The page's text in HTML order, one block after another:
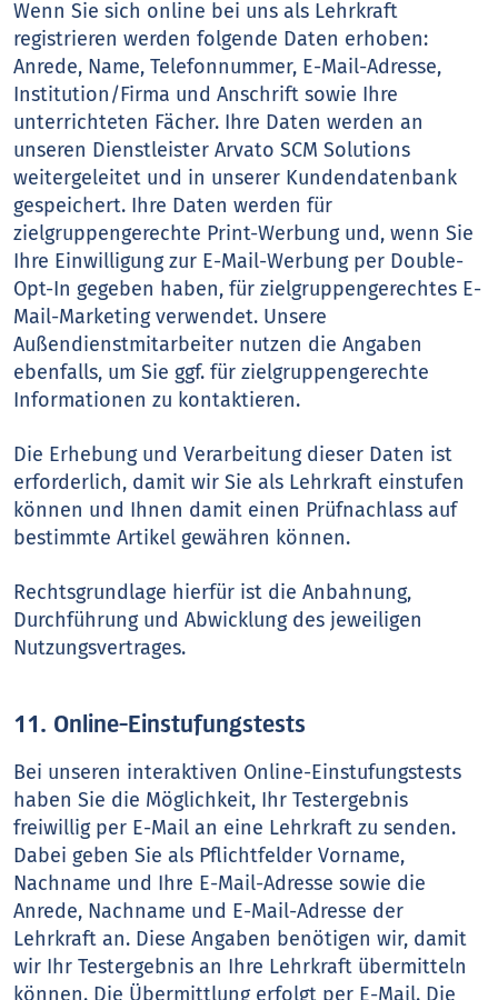
Wenn Sie sich online bei uns als Lehrkraft
registrieren werden folgende Daten erhoben:
Anrede, Name, Telefonnummer, E-Mail-Adresse,
Institution/Firma und Anschrift sowie Ihre
unterrichteten Fächer. Ihre Daten werden an
unseren Dienstleister Arvato SCM Solutions
weitergeleitet und in unserer Kundendatenbank
gespeichert. Ihre Daten werden für
zielgruppengerechte Print-Werbung und, wenn Sie
Ihre Einwilligung zur E-Mail-Werbung per Double-
Opt-In gegeben haben, für zielgruppengerechtes E-
Mail-Marketing verwendet. Unsere
Außendienstmitarbeiter nutzen die Angaben
ebenfalls, um Sie ggf. für zielgruppengerechte
Informationen zu kontaktieren.
Die Erhebung und Verarbeitung dieser Daten ist
erforderlich, damit wir Sie als Lehrkraft einstufen
können und Ihnen damit einen Prüfnachlass auf
bestimmte Artikel gewähren können.
Rechtsgrundlage hierfür ist die Anbahnung,
Durchführung und Abwicklung des jeweiligen
Nutzungsvertrages.
11. Online-Einstufungstests
Bei unseren interaktiven Online-Einstufungstests
haben Sie die Möglichkeit, Ihr Testergebnis
freiwillig per E-Mail an eine Lehrkraft zu senden.
Dabei geben Sie als Pflichtfelder Vorname,
Nachname und Ihre E-Mail-Adresse sowie die
Anrede, Nachname und E-Mail-Adresse der
Lehrkraft an. Diese Angaben benötigen wir, damit
wir Ihr Testergebnis an Ihre Lehrkraft übermitteln
können. Die Übermittlung erfolgt per E-Mail. Die